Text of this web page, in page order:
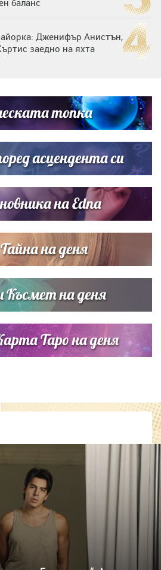
Дженифър Анистън,
заедно на яхта
с песен
Ло и Риана във ВИП гостите на
топка
асцендента си
на Edna
на деня
Късмет на деня
Таро на деня